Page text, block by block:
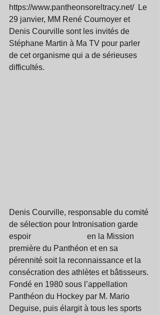
https://www.pantheonsoreltracy.net/  Le
29 janvier, MM René Cournoyer et
Denis Courville sont les invités de
Stéphane Martin à Ma TV pour parler
de cet organisme qui a de sérieuses
difficultés.
Denis Courville, responsable du comité
de sélection pour Intronisation garde
espoir                            en la Mission
première du Panthéon et en sa
pérennité soit la reconnaissance et la
consécration des athlètes et bâtisseurs.
Fondé en 1980 sous l’appellation
Panthéon du Hockey par M. Mario
Deguise, puis élargit à tous les sports